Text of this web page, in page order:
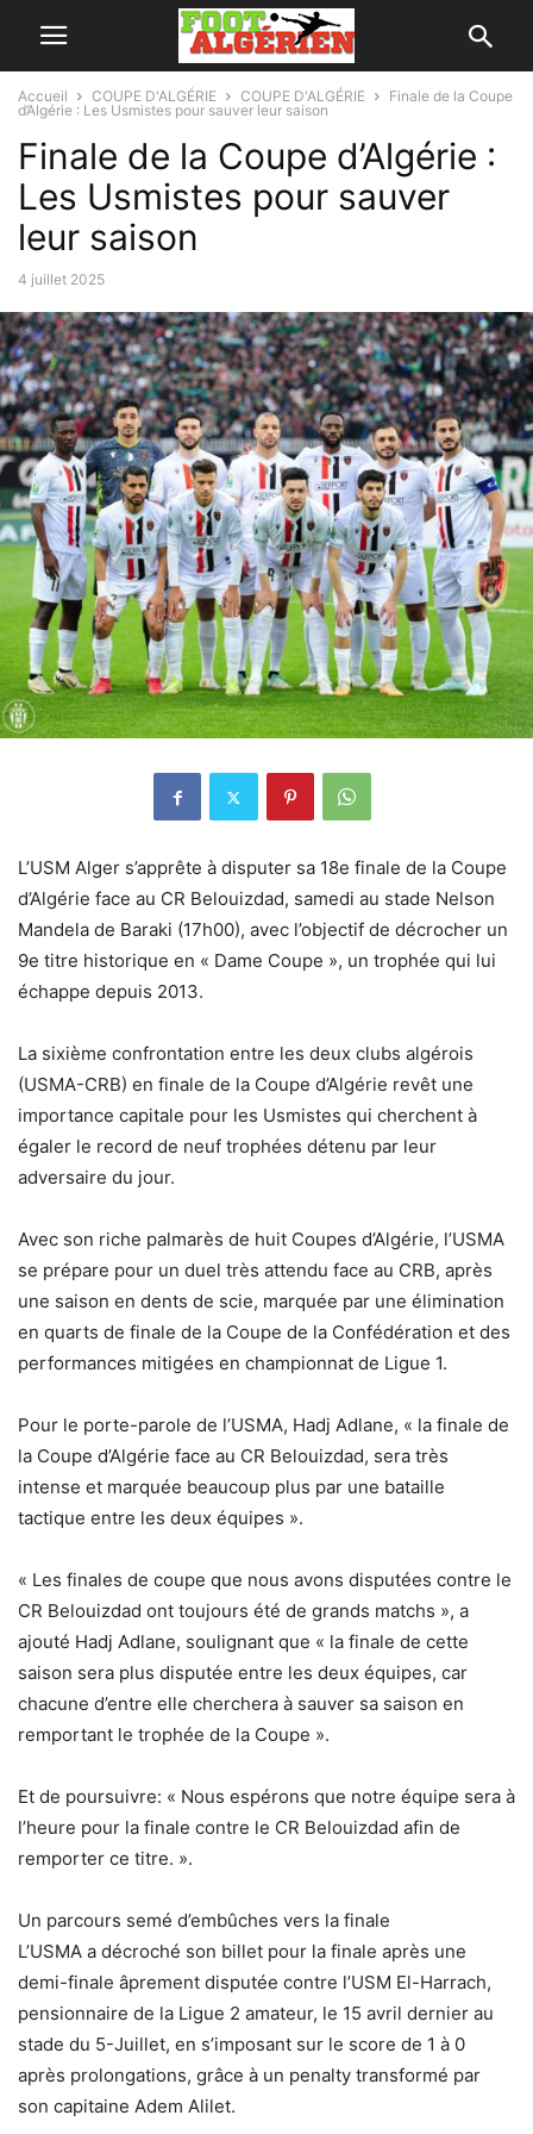
Accueil COUPE D'ALGÉRIE COUPE D'ALGÉRIE
Finale de la Coupe
d’Algérie : Les Usmistes pour sauver leur saison
Finale de la Coupe d’Algérie :
Les Usmistes pour sauver
leur saison
4 juillet 2025
L’USM Alger s’apprête à disputer sa 18e finale de la Coupe
d’Algérie face au CR Belouizdad, samedi au stade Nelson
Mandela de Baraki (17h00), avec l’objectif de décrocher un
9e titre historique en « Dame Coupe », un trophée qui lui
échappe depuis 2013.
La sixième confrontation entre les deux clubs algérois
(USMA-CRB) en finale de la Coupe d’Algérie revêt une
importance capitale pour les Usmistes qui cherchent à
égaler le record de neuf trophées détenu par leur
adversaire du jour.
Avec son riche palmarès de huit Coupes d’Algérie, l’USMA
se prépare pour un duel très attendu face au CRB, après
une saison en dents de scie, marquée par une élimination
en quarts de finale de la Coupe de la Confédération et des
performances mitigées en championnat de Ligue 1.
Pour le porte-parole de l’USMA, Hadj Adlane, « la finale de
la Coupe d’Algérie face au CR Belouizdad, sera très
intense et marquée beaucoup plus par une bataille
tactique entre les deux équipes ».
« Les finales de coupe que nous avons disputées contre le
CR Belouizdad ont toujours été de grands matchs », a
ajouté Hadj Adlane, soulignant que « la finale de cette
saison sera plus disputée entre les deux équipes, car
chacune d’entre elle cherchera à sauver sa saison en
remportant le trophée de la Coupe ».
Et de poursuivre: « Nous espérons que notre équipe sera à
l’heure pour la finale contre le CR Belouizdad afin de
remporter ce titre. ».
Un parcours semé d’embûches vers la finale
L’USMA a décroché son billet pour la finale après une
demi-finale âprement disputée contre l’USM El-Harrach,
pensionnaire de la Ligue 2 amateur, le 15 avril dernier au
stade du 5-Juillet, en s’imposant sur le score de 1 à 0
après prolongations, grâce à un penalty transformé par
son capitaine Adem Alilet.